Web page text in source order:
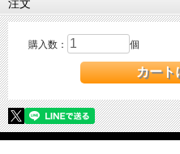
注文
購入数： 個